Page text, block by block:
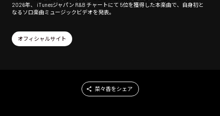
2026年、 iTunesジャパン R&B チャートにて 5位を獲得した本楽曲で、自身初と
なるソロ楽曲ミュージックビデオを発表。
オフィシャルサイト
菜々香をシェア